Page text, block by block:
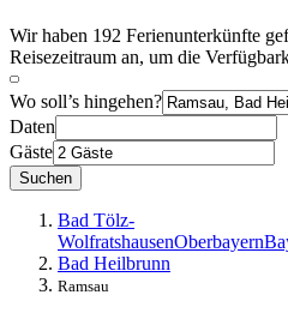
Wir haben 192 Ferienunterkünfte
Reisezeitraum an, um die
Wo soll’s hingehen?
Daten
Gäste
Suchen
Bad Tölz-
WolfratshausenOberbayern
Bad Heilbrunn
Ramsau